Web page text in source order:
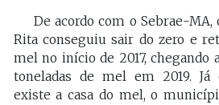
De acordo com o Sebrae-
Rita conseguiu sair do zero e
mel no início de 2017, chegando
toneladas de mel em 2019. Já
existe a casa do mel, o